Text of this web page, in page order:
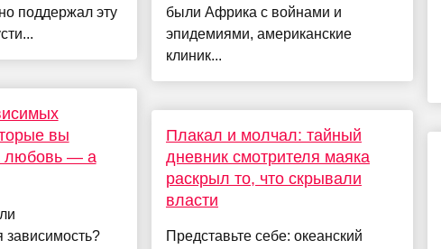
поддержал эту
вы
любовь — а
зависимость?
были Африка с войнами и
эпидемиями, американские
клиник...
Плакал и молчал: тайный
дневник смотрителя маяка
раскрыл то, что скрывали
власти
Представьте себе: океанский